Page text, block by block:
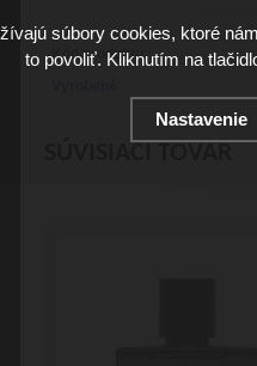
Kód produktu
súbory cookies, ktoré
to povoliť. Kliknutím na
Nastavenie